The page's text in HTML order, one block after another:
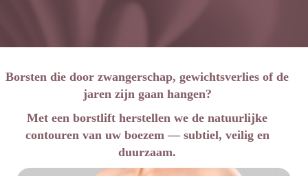
Borsten die door zwangerschap, gewichtsverlies of de
jaren zijn gaan hangen?
Met een borstlift herstellen we de natuurlijke
contouren van uw boezem — subtiel, veilig en
duurzaam.